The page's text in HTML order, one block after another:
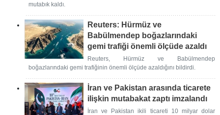
mutabık kaldı.
Reuters: Hürmüz ve
Babülmendep boğazlarındaki
gemi trafiği önemli ölçüde azaldı
Reuters, Hürmüz ve Babülmendep
boğazlarındaki gemi trafiğinin önemli ölçüde azaldığını bildirdi.
İran ve Pakistan arasında ticarete
ilişkin mutabakat zaptı imzalandı
İran ve Pakistan ikili ticareti 10 milyar dolar